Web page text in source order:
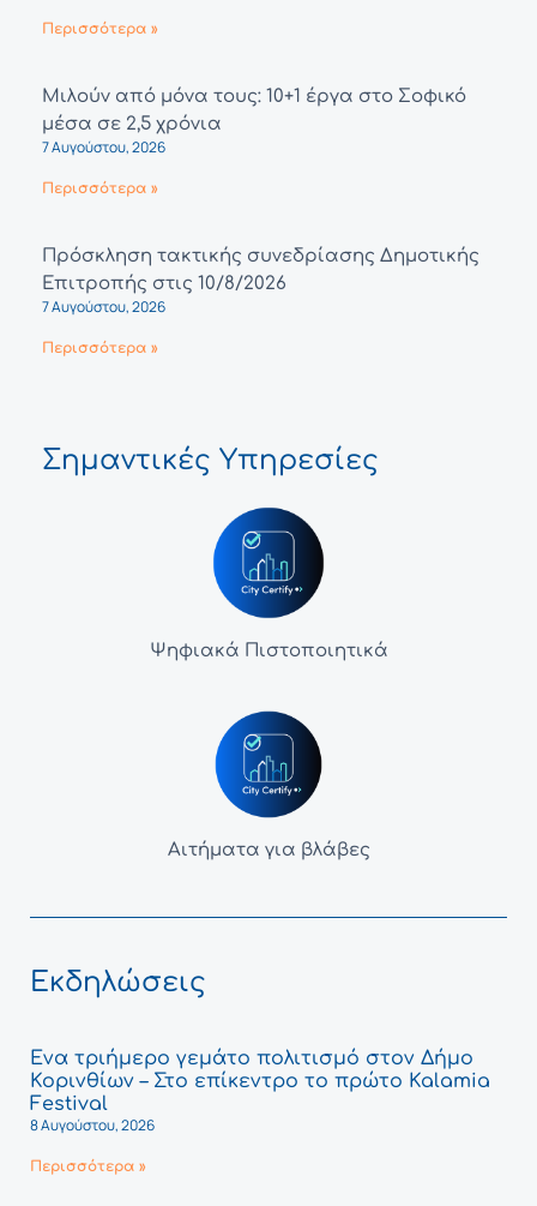
Περισσότερα »
Μιλούν από μόνα τους: 10+1 έργα στο Σοφικό
μέσα σε 2,5 χρόνια
7 Αυγούστου, 2026
Περισσότερα »
Πρόσκληση τακτικής συνεδρίασης Δημοτικής
Επιτροπής στις 10/8/2026
7 Αυγούστου, 2026
Περισσότερα »
Σημαντικές Υπηρεσίες
Ψηφιακά Πιστοποιητικά
Αιτήματα για βλάβες
Εκδηλώσεις
Ένα τριήμερο γεμάτο πολιτισμό στον Δήμο
Κορινθίων – Στο επίκεντρο το πρώτο Kalamia
Festival
8 Αυγούστου, 2026
Περισσότερα »